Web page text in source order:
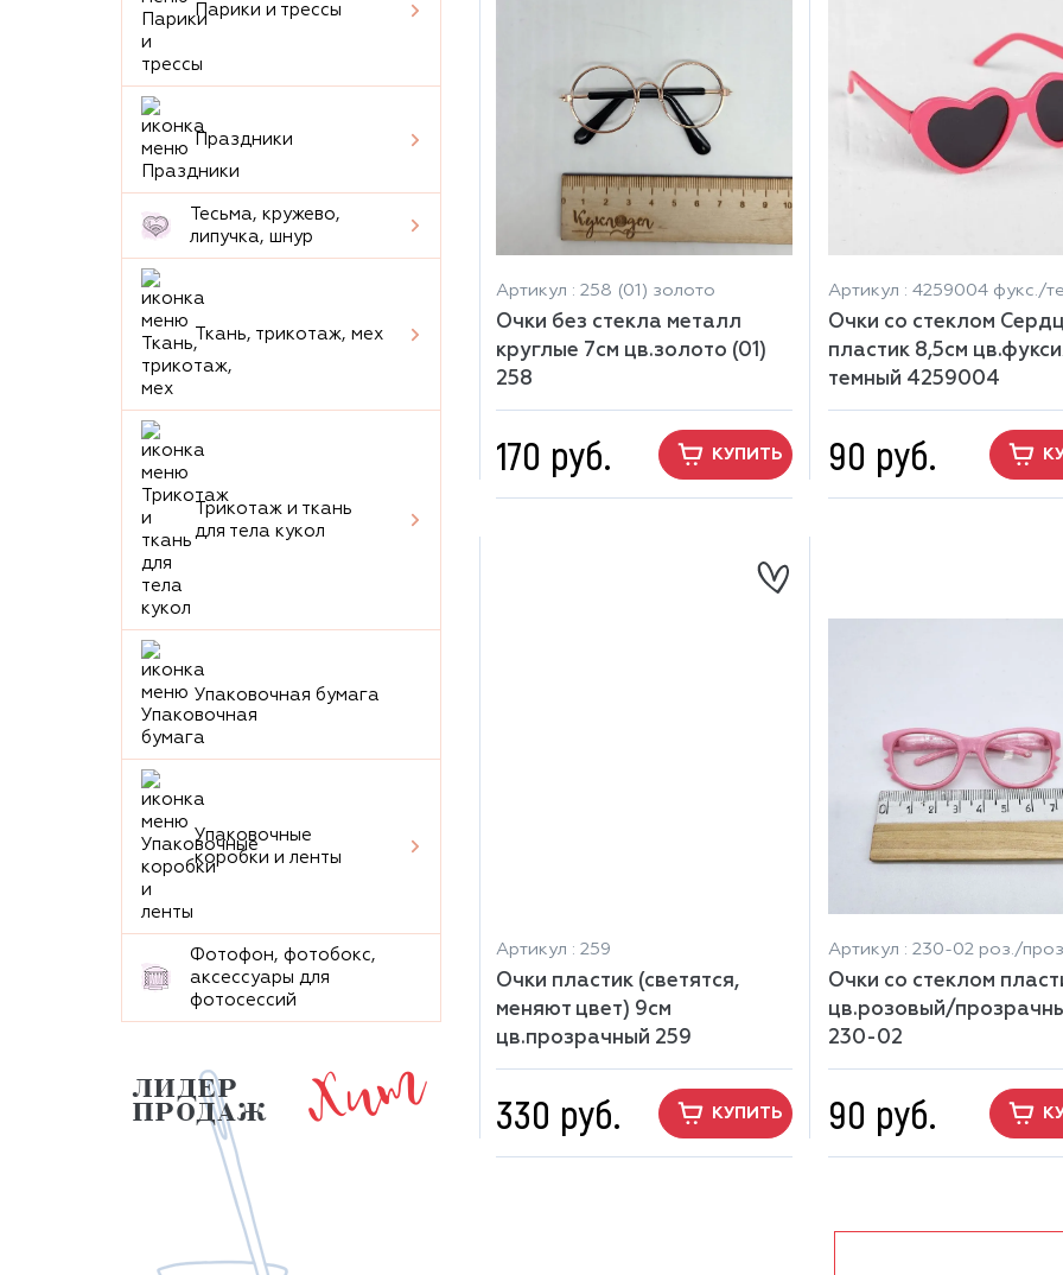
Артикул : 258 (01) золото
Очки без стекла металл
круглые 7см цв.золото (01)
258
170 руб. КУПИТЬ
Артикул : 4259004 фукс./
Очки со стеклом
пластик 8,5см
темный 4259004
90 руб.
Артикул : 259
Очки пластик (светятся,
меняют цвет) 9см
цв.прозрачный 259
330 руб. КУПИТЬ
Артикул : 230-02 роз./
Очки со стеклом
цв.розовый/
230-02
90 руб.
Парики и трессы
Праздники
Тесьма, кружево,
липучка, шнур
Ткань, трикотаж, мех
Трикотаж и ткань
для тела кукол
Упаковочная бумага
Упаковочные
коробки и ленты
Фотофон, фотобокс,
аксессуары для
фотосессий
ЛИДЕР
ПРОДАЖ
Хит